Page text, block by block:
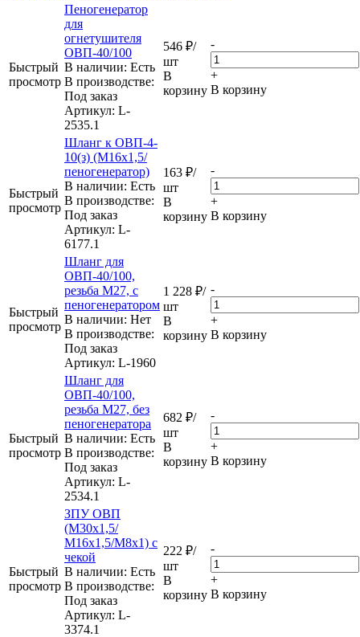
Быстрый
просмотр
Пеногенератор
для
огнетушителя
ОВП-40/100
В наличии: Eсть
В производстве:
Под заказ
Артикул: L-
2535.1
546 ₽/
шт
В
корзину
-
+
В корзину
Быстрый
просмотр
Шланг к ОВП-4-
10(з) (М16х1,5/
пеногенератор)
В наличии: Eсть
В производстве:
Под заказ
Артикул: L-
6177.1
163 ₽/
шт
В
корзину
-
+
В корзину
Быстрый
просмотр
Шланг для
ОВП-40/100,
резьба М27, с
пеногенератором
В наличии: Нет
В производстве:
Под заказ
Артикул: L-1960
1 228 ₽/
шт
В
корзину
-
+
В корзину
Быстрый
просмотр
Шланг для
ОВП-40/100,
резьба М27, без
пеногенератора
В наличии: Eсть
В производстве:
Под заказ
Артикул: L-
2534.1
682 ₽/
шт
В
корзину
-
+
В корзину
Быстрый
просмотр
ЗПУ ОВП
(М30х1,5/
М16х1,5/М8х1) с
чекой
В наличии: Eсть
В производстве:
Под заказ
Артикул: L-
3374.1
222 ₽/
шт
В
корзину
-
+
В корзину